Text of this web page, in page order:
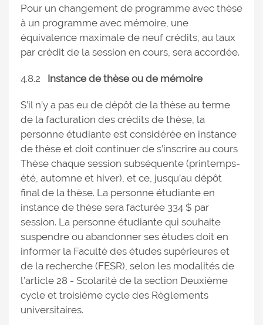
Pour un changement de programme avec thèse
à un programme avec mémoire, une
équivalence maximale de neuf crédits, au taux
par crédit de la session en cours, sera accordée.
4.8.2 Instance de thèse ou de mémoire
S’il n’y a pas eu de dépôt de la thèse au terme
de la facturation des crédits de thèse, la
personne étudiante est considérée en instance
de thèse et doit continuer de s’inscrire au cours
Thèse chaque session subséquente (printemps-
été, automne et hiver), et ce, jusqu’au dépôt
final de la thèse. La personne étudiante en
instance de thèse sera facturée 334 $ par
session. La personne étudiante qui souhaite
suspendre ou abandonner ses études doit en
informer la Faculté des études supérieures et
de la recherche (FESR), selon les modalités de
l’article 28 - Scolarité de la section Deuxième
cycle et troisième cycle des Règlements
universitaires.